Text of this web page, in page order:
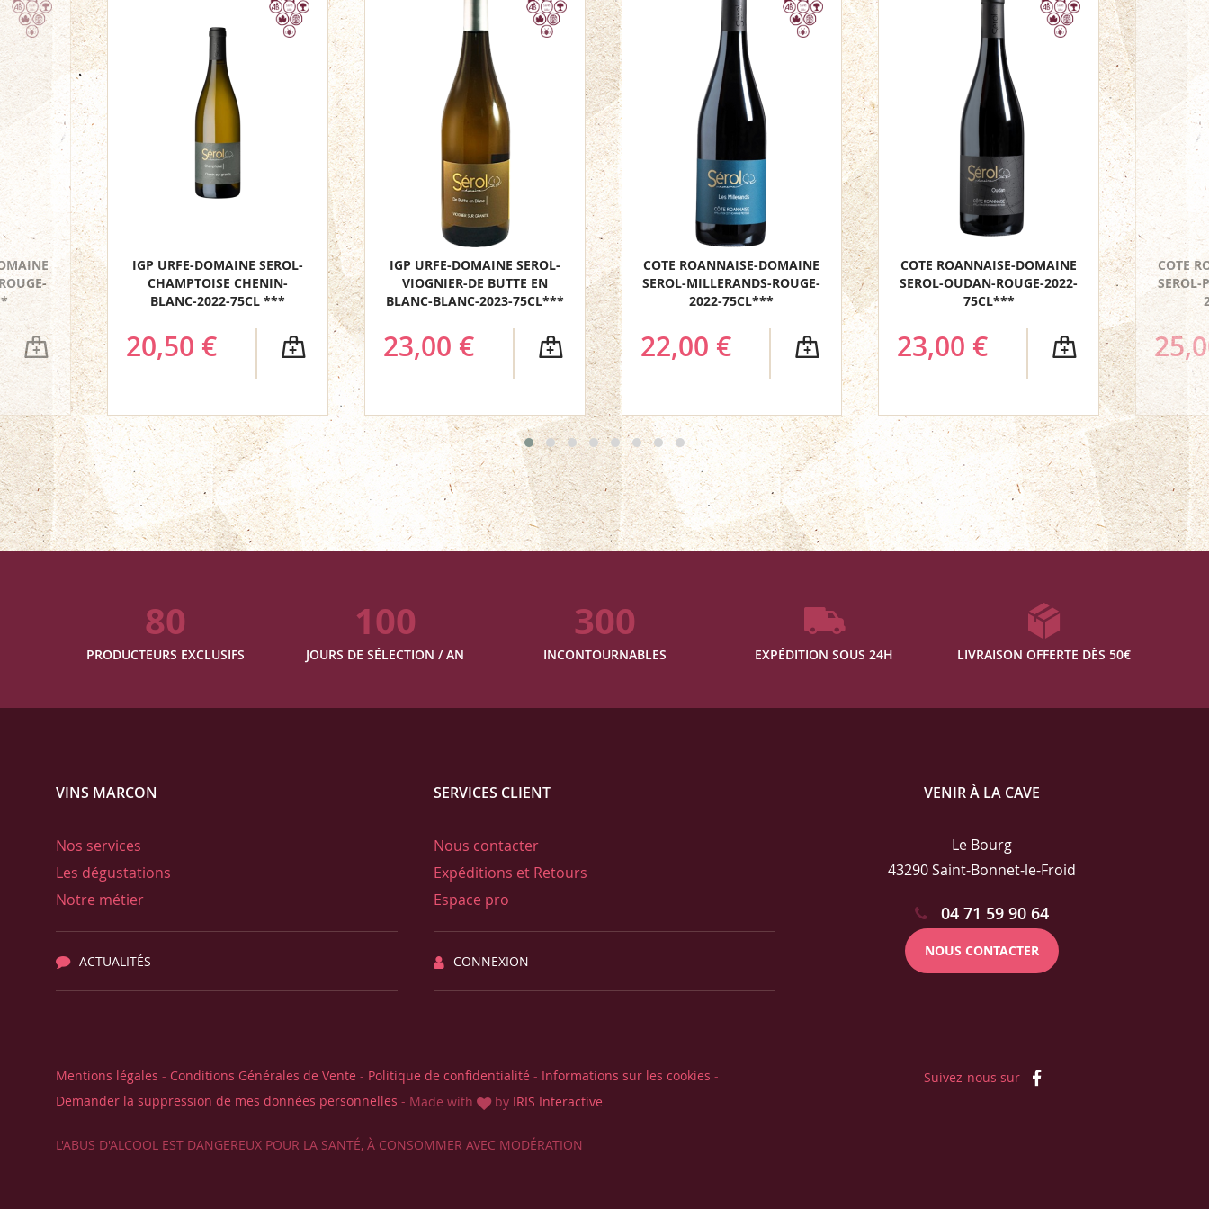
IGP URFE-DOMAINE SEROL-
CHAMPTOISE CHENIN-
BLANC-2022-75CL ***
20,50 €
IGP URFE-DOMAINE SEROL-
VIOGNIER-DE BUTTE EN
BLANC-BLANC-2023-75CL***
23,00 €
COTE ROANNAISE-DOMAINE
SEROL-MILLERANDS-ROUGE-
2022-75CL***
22,00 €
COTE ROANNAISE-DOMAINE
SEROL-OUDAN-ROUGE-2022-
75CL***
23,00 €
COTE
SEROL-
80
PRODUCTEURS EXCLUSIFS
100
JOURS DE SÉLECTION / AN
300
INCONTOURNABLES EXPÉDITION SOUS 24H LIVRAISON OFFERTE DÈS 50€
VINS MARCON
Nos services
Les dégustations
Notre métier
ACTUALITÉS
SERVICES CLIENT
Nous contacter
Expéditions et Retours
Espace pro
CONNEXION
VENIR À LA CAVE
Le Bourg
43290 Saint-Bonnet-le-Froid
04 71 59 90 64
NOUS CONTACTER
Mentions légales - Conditions Générales de Vente - Politique de confidentialité - Informations sur les cookies -
Demander la suppression de mes données personnelles - Made with by IRIS Interactive
L'ABUS D'ALCOOL EST DANGEREUX POUR LA SANTÉ, À CONSOMMER AVEC MODÉRATION
Suivez-nous sur